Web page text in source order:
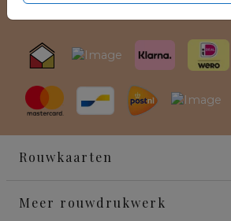
Rouwkaarten
Meer rouwdrukwerk